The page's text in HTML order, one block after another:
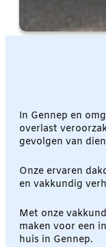
In Gennep en
overlast
gevolgen van
Onze ervaren
en vakkundig
Met onze
maken voor een
huis in Gennep.